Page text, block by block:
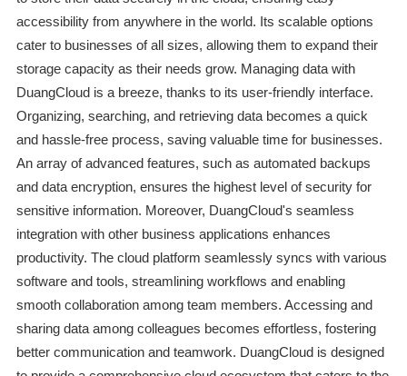
accessibility from anywhere in the world. Its scalable options
cater to businesses of all sizes, allowing them to expand their
storage capacity as their needs grow. Managing data with
DuangCloud is a breeze, thanks to its user-friendly interface.
Organizing, searching, and retrieving data becomes a quick
and hassle-free process, saving valuable time for businesses.
An array of advanced features, such as automated backups
and data encryption, ensures the highest level of security for
sensitive information. Moreover, DuangCloud's seamless
integration with other business applications enhances
productivity. The cloud platform seamlessly syncs with various
software and tools, streamlining workflows and enabling
smooth collaboration among team members. Accessing and
sharing data among colleagues becomes effortless, fostering
better communication and teamwork. DuangCloud is designed